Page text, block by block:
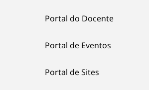
Portal do Docente
Portal de Eventos
Portal de Sites